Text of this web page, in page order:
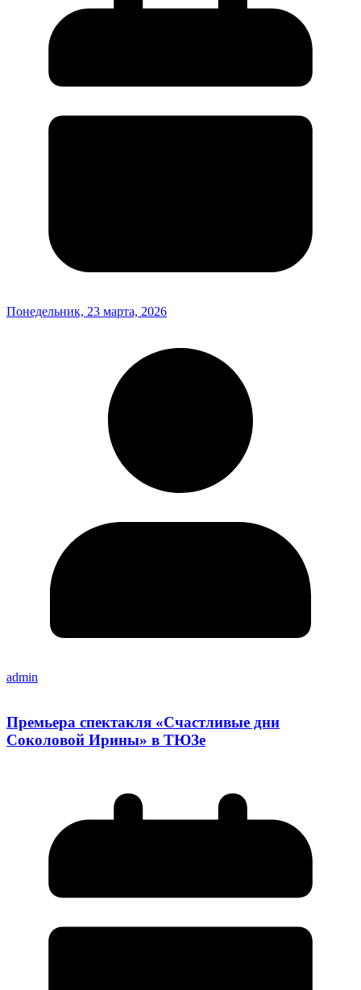
Понедельник, 23 марта, 2026
admin
Премьера спектакля «Счастливые дни
Соколовой Ирины» в ТЮЗе